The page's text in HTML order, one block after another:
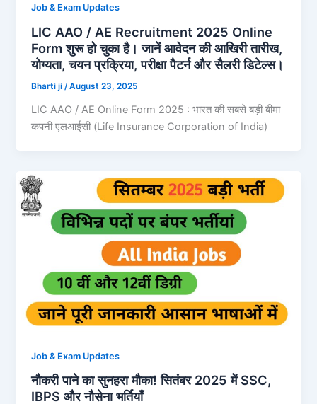
Job & Exam Updates
LIC AAO / AE Recruitment 2025 Online
Form शुरू हो चुका है। जानें आवेदन की आखिरी तारीख,
योग्यता, चयन प्रक्रिया, परीक्षा पैटर्न और सैलरी डिटेल्स।
Bharti ji/August 23, 2025
LIC AAO / AE Online Form 2025 : भारत की सबसे बड़ी बीमा
कंपनी एलआईसी (Life Insurance Corporation of India)
Job & Exam Updates
नौकरी पाने का सुनहरा मौका! सितंबर 2025 में SSC,
IBPS और नौसेना भर्तियाँ